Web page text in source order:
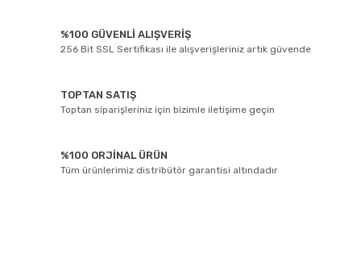
%100 GÜVENLİ ALIŞVERİŞ
256 Bit SSL Sertifikası ile alışverişleriniz artık güvende
TOPTAN SATIŞ
Toptan siparişleriniz için bizimle iletişime geçin
%100 ORJİNAL ÜRÜN
Tüm ürünlerimiz distribütör garantisi altındadır